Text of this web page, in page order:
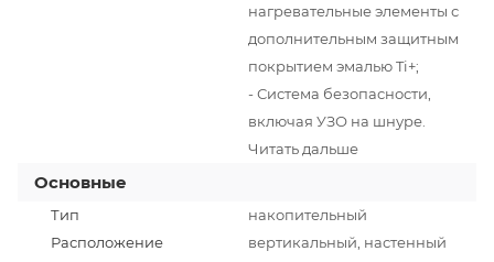
нагревательные элементы с
дополнительным защитным
покрытием эмалью Ti+;
- Система безопасности,
включая УЗО на шнуре.
Читать дальше
Основные
Тип
накопительный
Расположение
вертикальный, настенный